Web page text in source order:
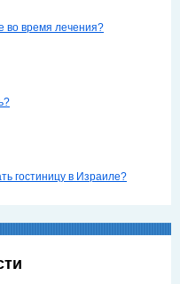
во время лечения?
гостиницу в Израиле?